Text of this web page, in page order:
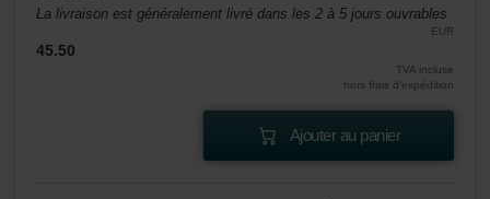
La livraison est généralement livré dans les 2 à 5 jours ouvrables
EUR
45.50
TVA incluse
hors frais d’expédition
Ajouter au panier